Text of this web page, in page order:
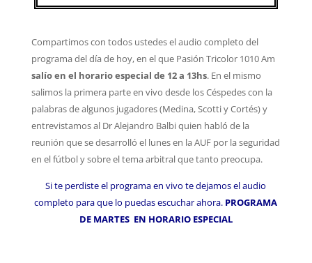
Compartimos con todos ustedes el audio completo del
programa del día de hoy, en el que Pasión Tricolor 1010 Am
salío en el horario especial de 12 a 13hs. En el mismo
salimos la primera parte en vivo desde los Céspedes con la
palabras de algunos jugadores (Medina, Scotti y Cortés) y
entrevistamos al Dr Alejandro Balbi quien habló de la
reunión que se desarrolló el lunes en la AUF por la seguridad
en el fútbol y sobre el tema arbitral que tanto preocupa.
Si te perdiste el programa en vivo te dejamos el audio
completo para que lo puedas escuchar ahora. PROGRAMA
DE MARTES EN HORARIO ESPECIAL